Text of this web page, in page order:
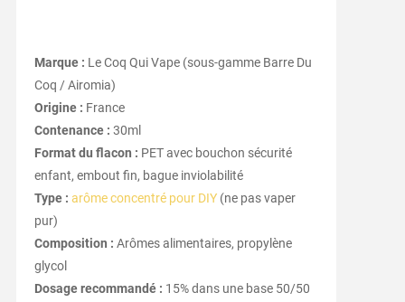
Marque : Le Coq Qui Vape (sous-gamme Barre Du
Coq / Airomia)
Origine : France
Contenance : 30ml
Format du flacon : PET avec bouchon sécurité
enfant, embout fin, bague inviolabilité
Type : arôme concentré pour DIY(ne pas vaper
pur)
Composition : Arômes alimentaires, propylène
glycol
Dosage recommandé : 15% dans une base 50/50